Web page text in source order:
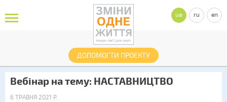
ДОПОМОГТИ ПРОЕКТУ
ua ru en
Вебінар на тему: НАСТАВНИЦТВО
6 ТРАВНЯ 2021 Р.